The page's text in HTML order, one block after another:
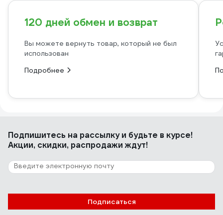
120 дней обмен и возврат
Вы можете вернуть товар, который не был
использован
Подробнее
Подпишитесь на рассылкуи будьте в курсе!
Акции, скидки, распродажи ждут!
Подписаться